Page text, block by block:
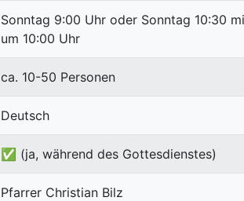
Sonntag 9:00 Uhr oder Sonntag 10:30
um 10:00 Uhr
ca. 10-50 Personen
Deutsch
✅ (ja, während des Gottesdienstes)
Pfarrer Christian Bilz